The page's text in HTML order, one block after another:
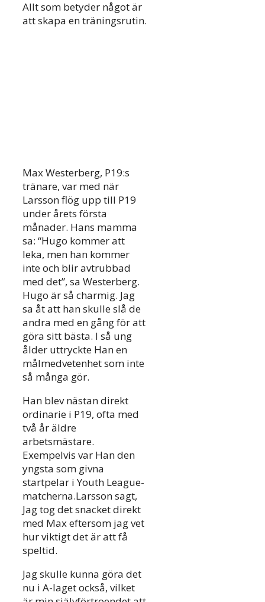
Allt som betyder något är
att skapa en träningsrutin.
Max Westerberg, P19:s
tränare, var med när
Larsson flög upp till P19
under årets första
månader. Hans mamma
sa: “Hugo kommer att
leka, men han kommer
inte och blir avtrubbad
med det”, sa Westerberg.
Hugo är så charmig. Jag
sa åt att han skulle slå de
andra med en gång för att
göra sitt bästa. I så ung
ålder uttryckte Han en
målmedvetenhet som inte
så många gör.
Han blev nästan direkt
ordinarie i P19, ofta med
två år äldre
arbetsmästare.
Exempelvis var Han den
yngsta som givna
startpelar i Youth League-
matcherna.Larsson sagt,
Jag tog det snacket direkt
med Max eftersom jag vet
hur viktigt det är att få
speltid.
Jag skulle kunna göra det
nu i A-laget också, vilket